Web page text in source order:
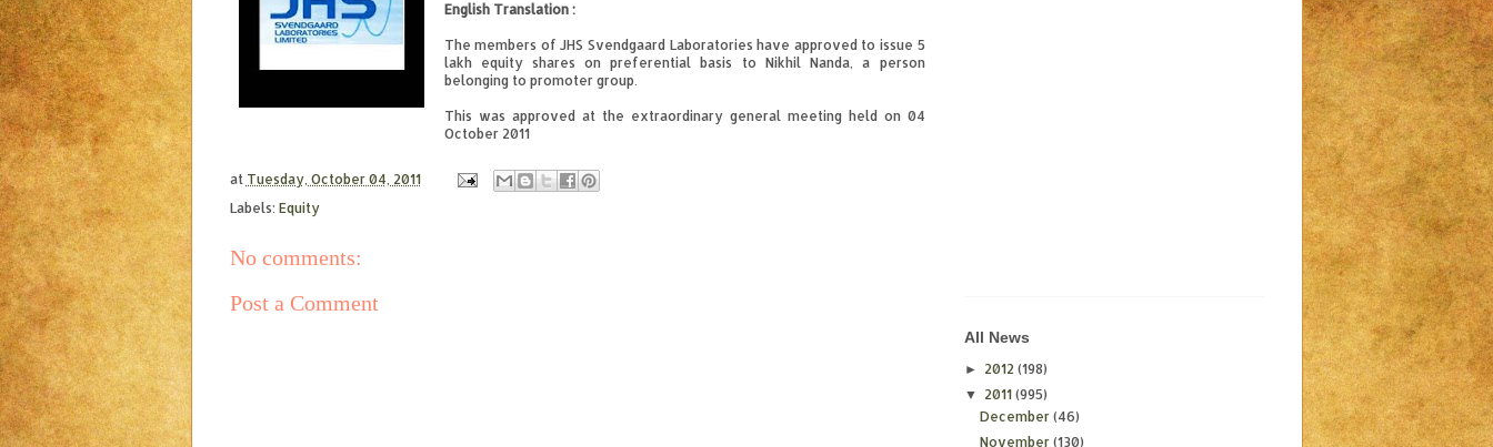
English Translation :
The members of JHS Svendgaard Laboratories have approved to issue 5
lakh equity shares on preferential basis to Nikhil Nanda, a person
belonging to promoter group.
This was approved at the extraordinary general meeting held on 04
October 2011
at Tuesday, October 04, 2011
Labels: Equity
No comments:
Post a Comment
All News
► 2012 (198)
▼ 2011 (995)
December (46)
November (130)